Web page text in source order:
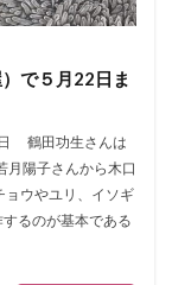
で５月22日ま
鶴田功生さんは
月陽子さんから木口
ウやユリ、イソギ
るのが基本である